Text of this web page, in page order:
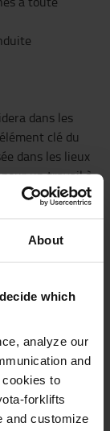
About
which
analyze our
and
to
forklifts
and customize
dans les
clé du
dans les lieux
pour un travail à
dans une cour